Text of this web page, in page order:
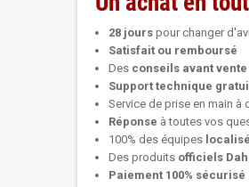
28 jours pour changer
Satisfait ou remboursé
Des conseils avant vente
Support technique
Service de prise en main à
Réponse à toutes vos
100% des équipes
Des produits officiels
Paiement 100% sécurisé